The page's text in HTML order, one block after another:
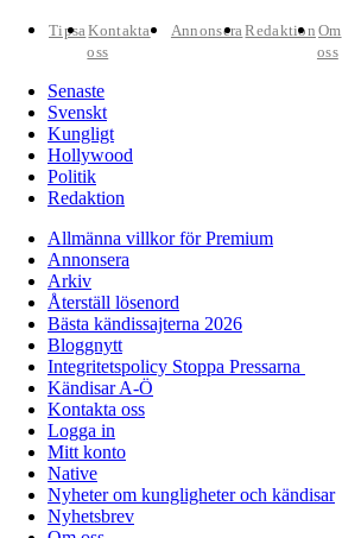
TipsaKontakta
oss
AnnonseraRedaktion Om
oss
Senaste
Svenskt
Kungligt
Hollywood
Politik
Redaktion
Allmänna villkor för Premium
Annonsera
Arkiv
Återställ lösenord
Bästa kändissajterna 2026
Bloggnytt
Integritetspolicy Stoppa Pressarna
Kändisar A-Ö
Kontakta oss
Logga in
Mitt konto
Native
Nyheter om kungligheter och kändisar
Nyhetsbrev